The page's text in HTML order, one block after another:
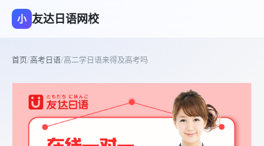
小 友达日语网校
首页/高考日语/高二学日语来得及高考吗